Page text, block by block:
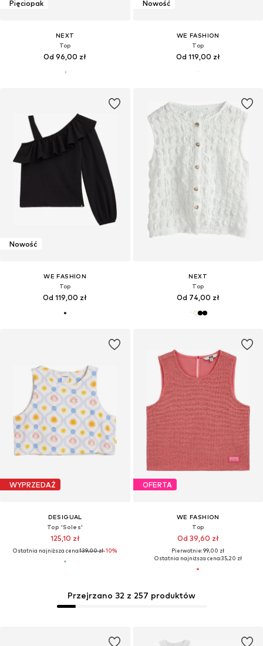
Pięciopak
NEXT
Top
Od 96,00 zł
Nowość
WE FASHION
Top
Od 119,00 zł
Nowość
WE FASHION
Top
Od 119,00 zł
NEXT
Top
Od 74,00 zł
WYPRZEDAŻ
DESIGUAL
Top 'Soles'
125,10 zł
Ostatnia najniższa cena:139,00 zł-10%
OFERTA
WE FASHION
Top
Od 39,60 zł
Pierwotnie: 99,00 zł
Ostatnia najniższa cena:35,20 zł
Przejrzano 32 z 257 produktów